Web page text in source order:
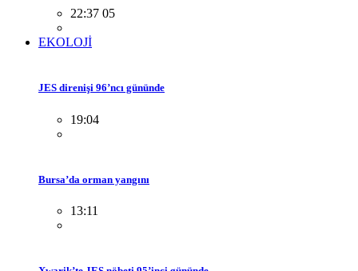
22:37 05
EKOLOJİ
JES direnişi 96’ncı gününde
19:04
Bursa’da orman yangını
13:11